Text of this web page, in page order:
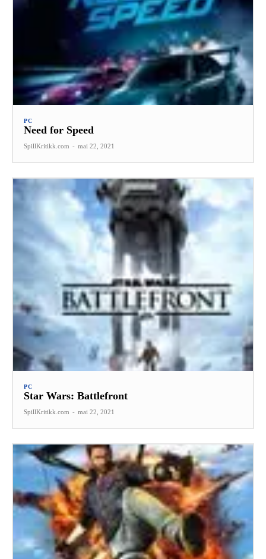
PC
Need for Speed
SpillKritikk.com - mai 22, 2021
PC
Star Wars: Battlefront
SpillKritikk.com - mai 22, 2021